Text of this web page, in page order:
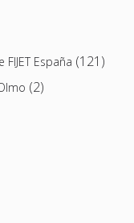
España (121)
(2)